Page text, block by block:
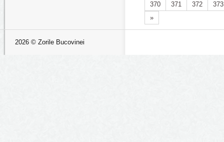
370
371 372
373
»
2026 © Zorile Bucovinei